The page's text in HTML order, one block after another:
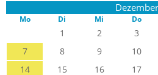
Dezember
Mo Di Mi Do
1 2 3
7
8 9 10
14
15 16 17